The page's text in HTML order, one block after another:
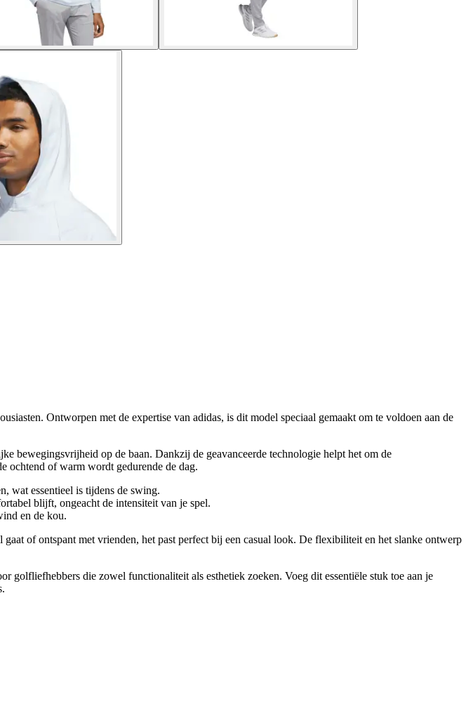
Ontworpen met de expertise van adidas, is dit model speciaal gemaakt om te voldoen aan de
bewegingsvrijheid op de baan. Dankzij de geavanceerde technologie helpt het om de
ochtend of warm wordt gedurende de dag.
wat essentieel is tijdens de swing.
blijft, ongeacht de intensiteit van je spel.
en de kou.
of ontspant met vrienden, het past perfect bij een casual look. De flexibiliteit en het slanke ontwerp
golfliefhebbers die zowel functionaliteit als esthetiek zoeken. Voeg dit essentiële stuk toe aan je